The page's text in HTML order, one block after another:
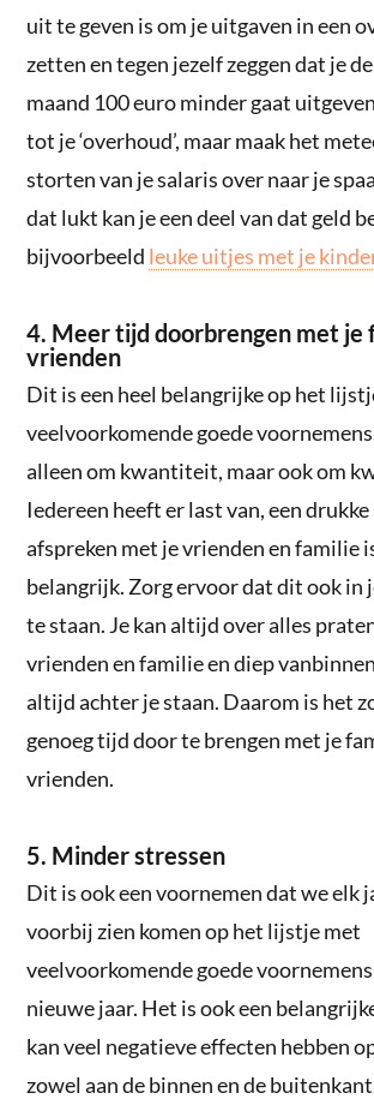
uit te geven is om je uitgaven in een
zetten en tegen jezelf zeggen dat je
maand 100 euro minder gaat
tot je ‘overhoud’, maar maak het
storten van je salaris over naar je
dat lukt kan je een deel van dat geld
bijvoorbeeld leuke uitjes met je
4. Meer tijd doorbrengen met je
vrienden
Dit is een heel belangrijke op het
veelvoorkomende goede
alleen om kwantiteit, maar ook om
Iedereen heeft er last van, een drukke
afspreken met je vrienden en familie
belangrijk. Zorg ervoor dat dit ook in
te staan. Je kan altijd over alles
vrienden en familie en diep
altijd achter je staan. Daarom is het
genoeg tijd door te brengen met je
vrienden.
5. Minder stressen
Dit is ook een voornemen dat we elk
voorbij zien komen op het lijstje met
veelvoorkomende goede
nieuwe jaar. Het is ook een
kan veel negatieve effecten hebben
zowel aan de binnen en de